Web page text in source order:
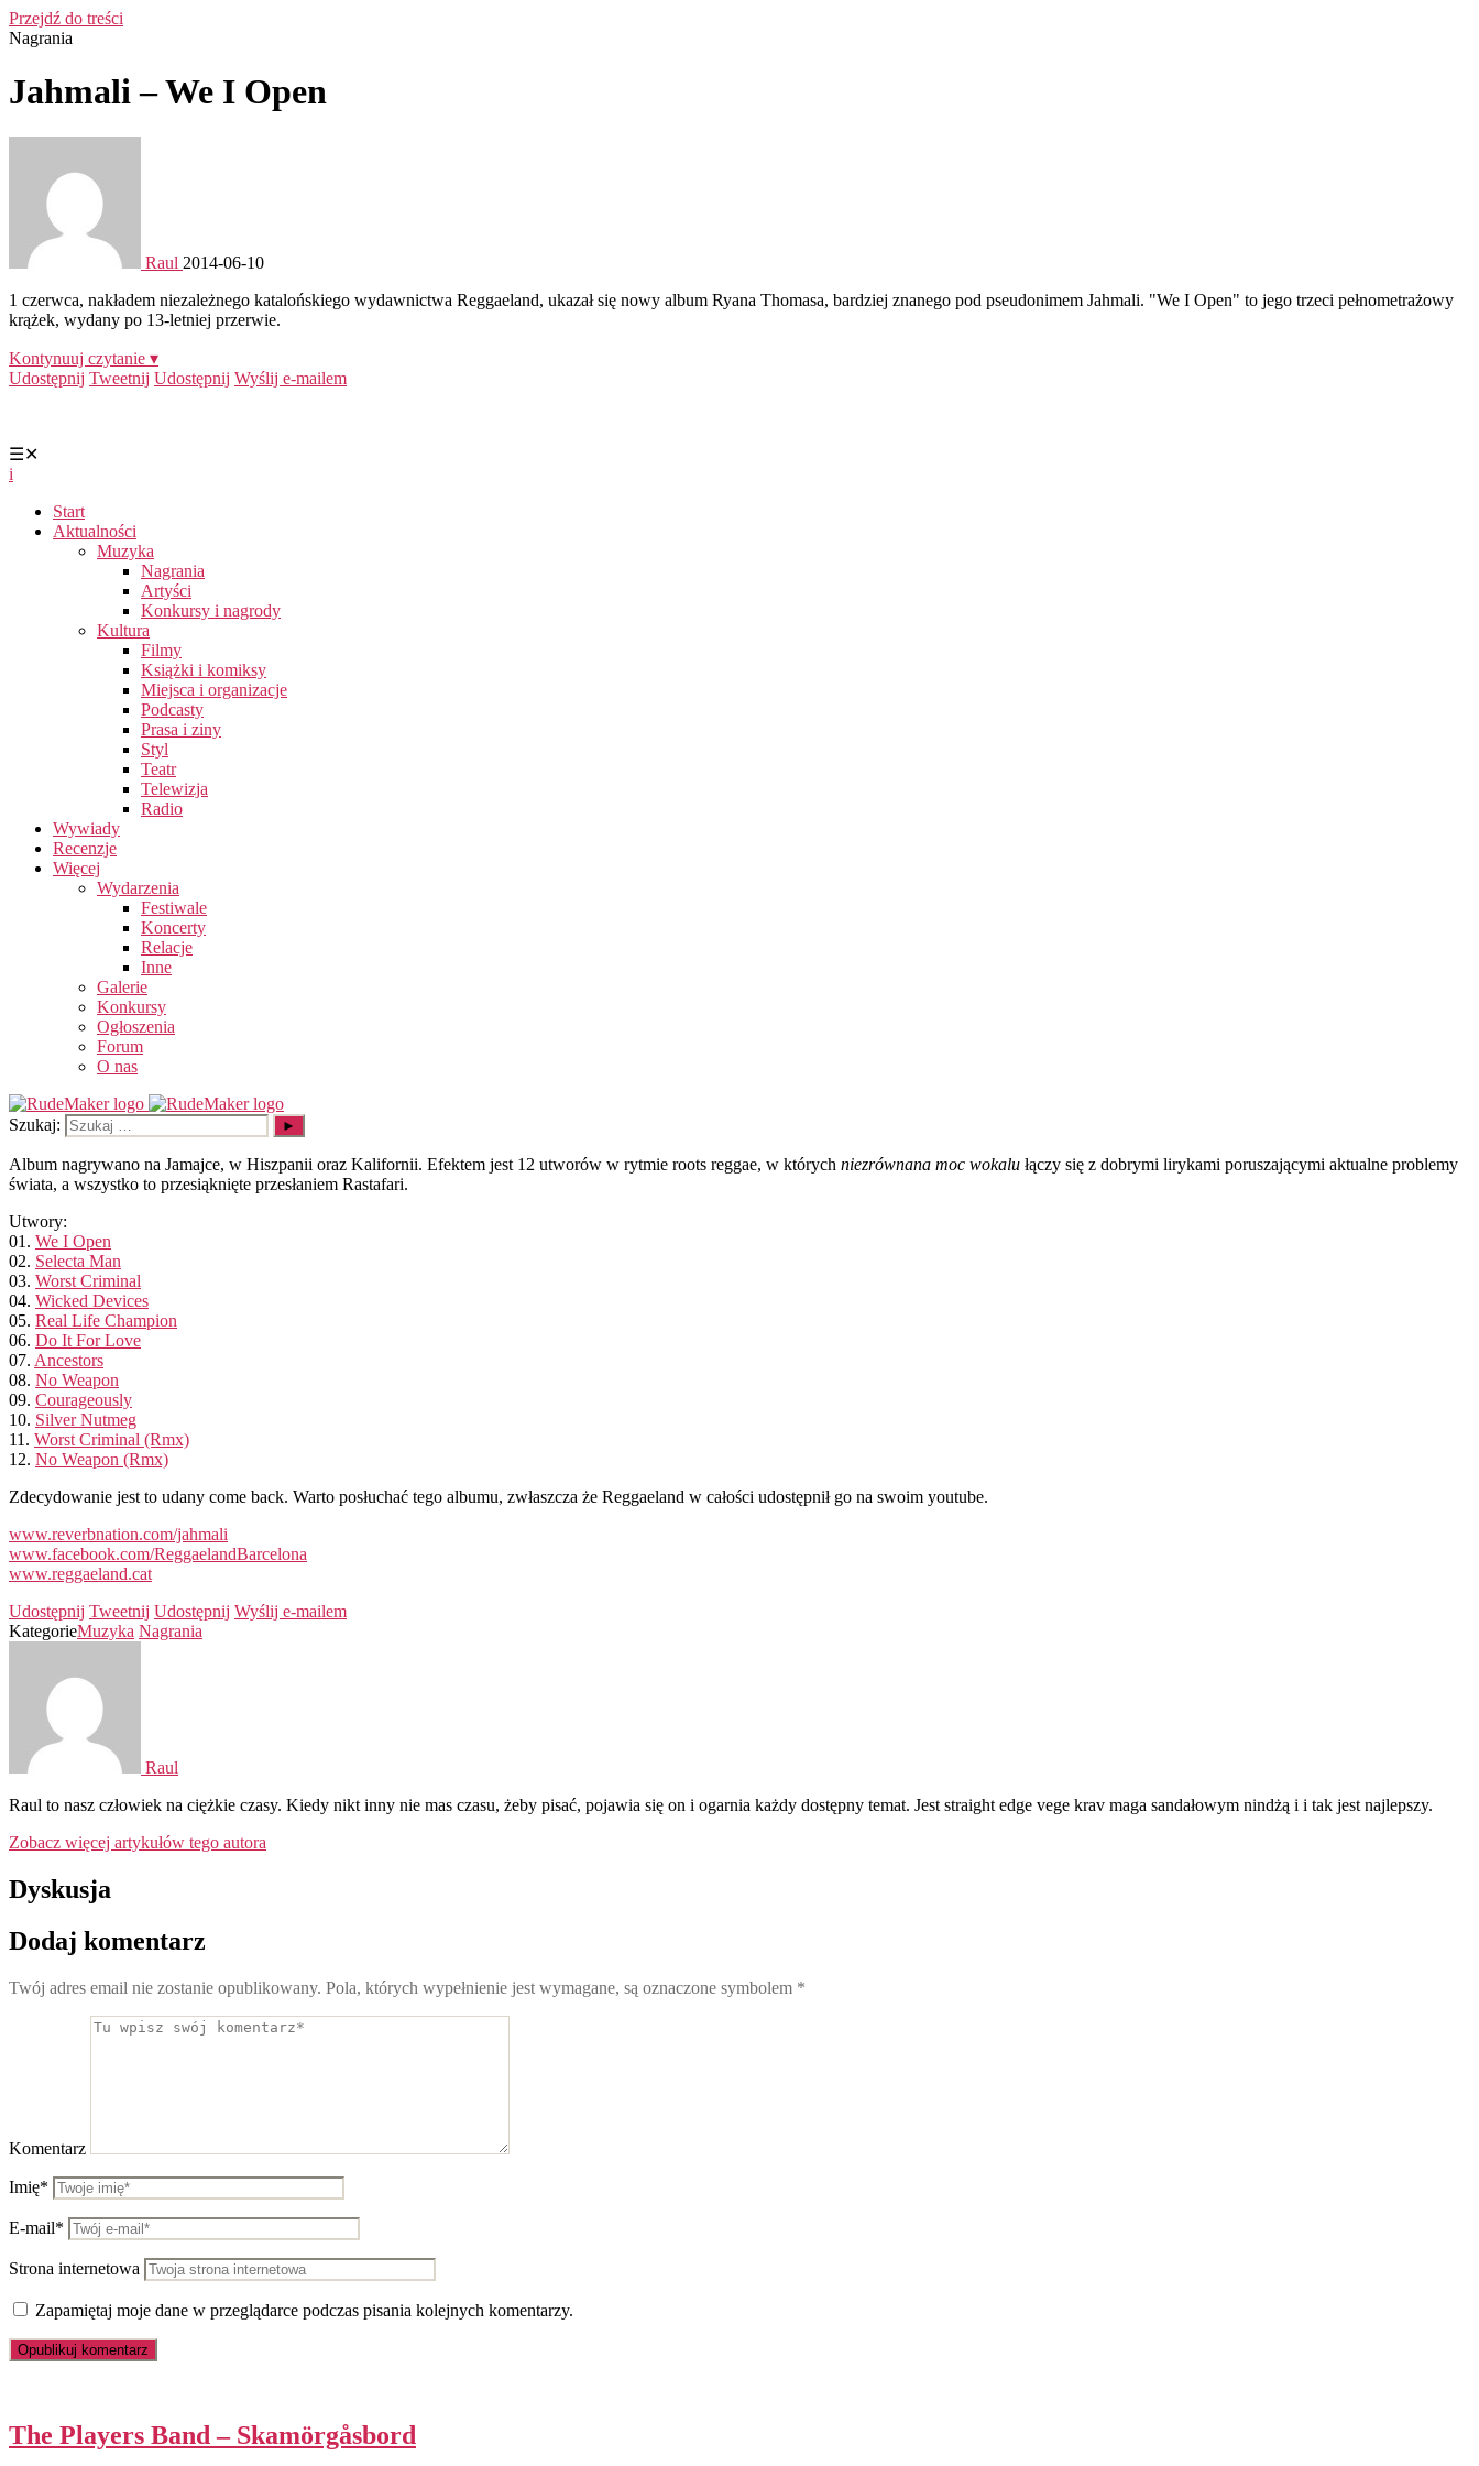
Przejdź do treści
Nagrania
Jahmali – We I Open
Raul 2014-06-10
1 czerwca, nakładem niezależnego katalońskiego wydawnictwa Reggaeland, ukazał się nowy album Ryana Thomasa, bardziej znanego pod pseudonimem Jahmali. "We I Open" to jego trzeci pełnometrażowy
krążek, wydany po 13-letniej przerwie.
Kontynuuj czytanie ▾
Udostępnij Tweetnij Udostępnij Wyślij e-mailem
☰✕
i
Start
Aktualności
Muzyka
Nagrania
Artyści
Konkursy i nagrody
Kultura
Filmy
Książki i komiksy
Miejsca i organizacje
Podcasty
Prasa i ziny
Styl
Teatr
Telewizja
Radio
Wywiady
Recenzje
Więcej
Wydarzenia
Festiwale
Koncerty
Relacje
Inne
Galerie
Konkursy
Ogłoszenia
Forum
O nas
Szukaj:
Album nagrywano na Jamajce, w Hiszpanii oraz Kalifornii. Efektem jest 12 utworów w rytmie roots reggae, w których niezrównana moc wokalu łączy się z dobrymi lirykami poruszającymi aktualne problemy
świata, a wszystko to przesiąknięte przesłaniem Rastafari.
Utwory:
01. We I Open
02. Selecta Man
03. Worst Criminal
04. Wicked Devices
05. Real Life Champion
06. Do It For Love
07. Ancestors
08. No Weapon
09. Courageously
10. Silver Nutmeg
11. Worst Criminal (Rmx)
12. No Weapon (Rmx)
Zdecydowanie jest to udany come back. Warto posłuchać tego albumu, zwłaszcza że Reggaeland w całości udostępnił go na swoim youtube.
www.reverbnation.com/jahmali
www.facebook.com/ReggaelandBarcelona
www.reggaeland.cat
Udostępnij Tweetnij Udostępnij Wyślij e-mailem
KategorieMuzyka Nagrania
Raul
Raul to nasz człowiek na ciężkie czasy. Kiedy nikt inny nie mas czasu, żeby pisać, pojawia się on i ogarnia każdy dostępny temat. Jest straight edge vege krav maga sandałowym nindżą i i tak jest najlepszy.
Zobacz więcej artykułów tego autora
Dyskusja
Dodaj komentarz
Twój adres email nie zostanie opublikowany. Pola, których wypełnienie jest wymagane, są oznaczone symbolem *
Komentarz
Imię*
E-mail*
Strona internetowa
Zapamiętaj moje dane w przeglądarce podczas pisania kolejnych komentarzy.
The Players Band – Skamörgåsbord